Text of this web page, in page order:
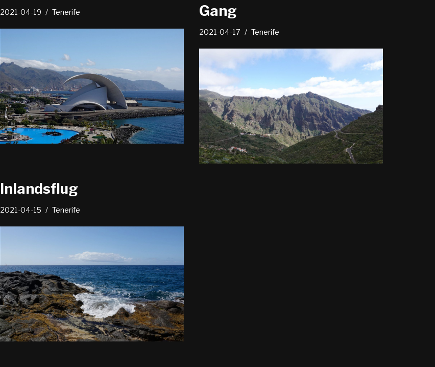
2021-04-19 Tenerife
Gang
2021-04-17 Tenerife
Inlandsflug
2021-04-15 Tenerife